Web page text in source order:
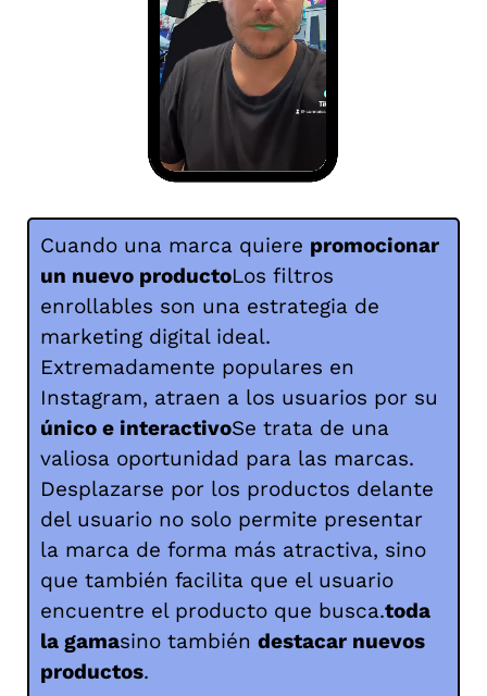
Cuando una marca quiere promocionar
un nuevo productoLos filtros
enrollables son una estrategia de
marketing digital ideal.
Extremadamente populares en
Instagram, atraen a los usuarios por su
único e interactivoSe trata de una
valiosa oportunidad para las marcas.
Desplazarse por los productos delante
del usuario no solo permite presentar
la marca de forma más atractiva, sino
que también facilita que el usuario
encuentre el producto que busca.toda
la gamasino también destacar nuevos
productos.